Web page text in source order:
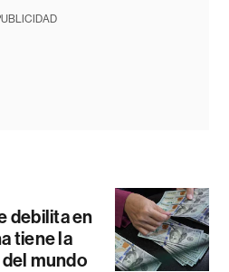
debilita en
tiene la
mundo